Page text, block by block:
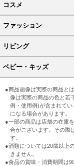
コスメ
ファッション
リビング
ベビー・キッズ
●商品画像は実際の商品と
像は実際の商品の色と若
例・使用例)が含まれて
になる場合があります。
●一部の商品は店舗の在庫
合がございます。その際
す。
●酒類については20歳以上
きません。
●食品の賞味・消費期間は